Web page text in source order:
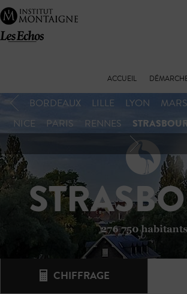
ACCUEIL
BORDEAUX LILLE LYON
NICE
PARIS RENNES
CHIFFRAGE